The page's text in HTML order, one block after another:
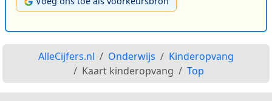
AlleCijfers.nl Onderwijs
Kinderopvang
Kaart kinderopvang
Top